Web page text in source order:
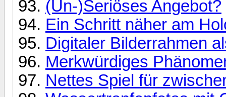
(Un-)Seriöses Angebot?
Ein Schritt näher am
Digitaler Bilderrahmen
Merkwürdiges
Nettes Spiel für